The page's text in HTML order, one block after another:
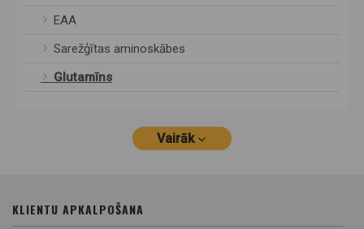
EAA
Sarežģītas aminoskābes
Glutamīns
Vairāk
KLIENTU APKALPOŠANA